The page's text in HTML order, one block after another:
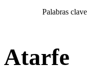
Palabras
Atarfe